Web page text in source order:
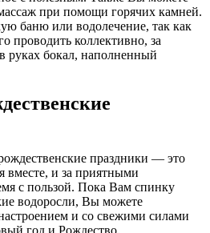
при помощи горячих камней.
баню или водолечение, так как
проводить коллективно, за
руках бокал, наполненный
праздники — это
вместе, и за приятными
с пользой. Пока Вам спинку
водоросли, Вы можете
и со свежими силами